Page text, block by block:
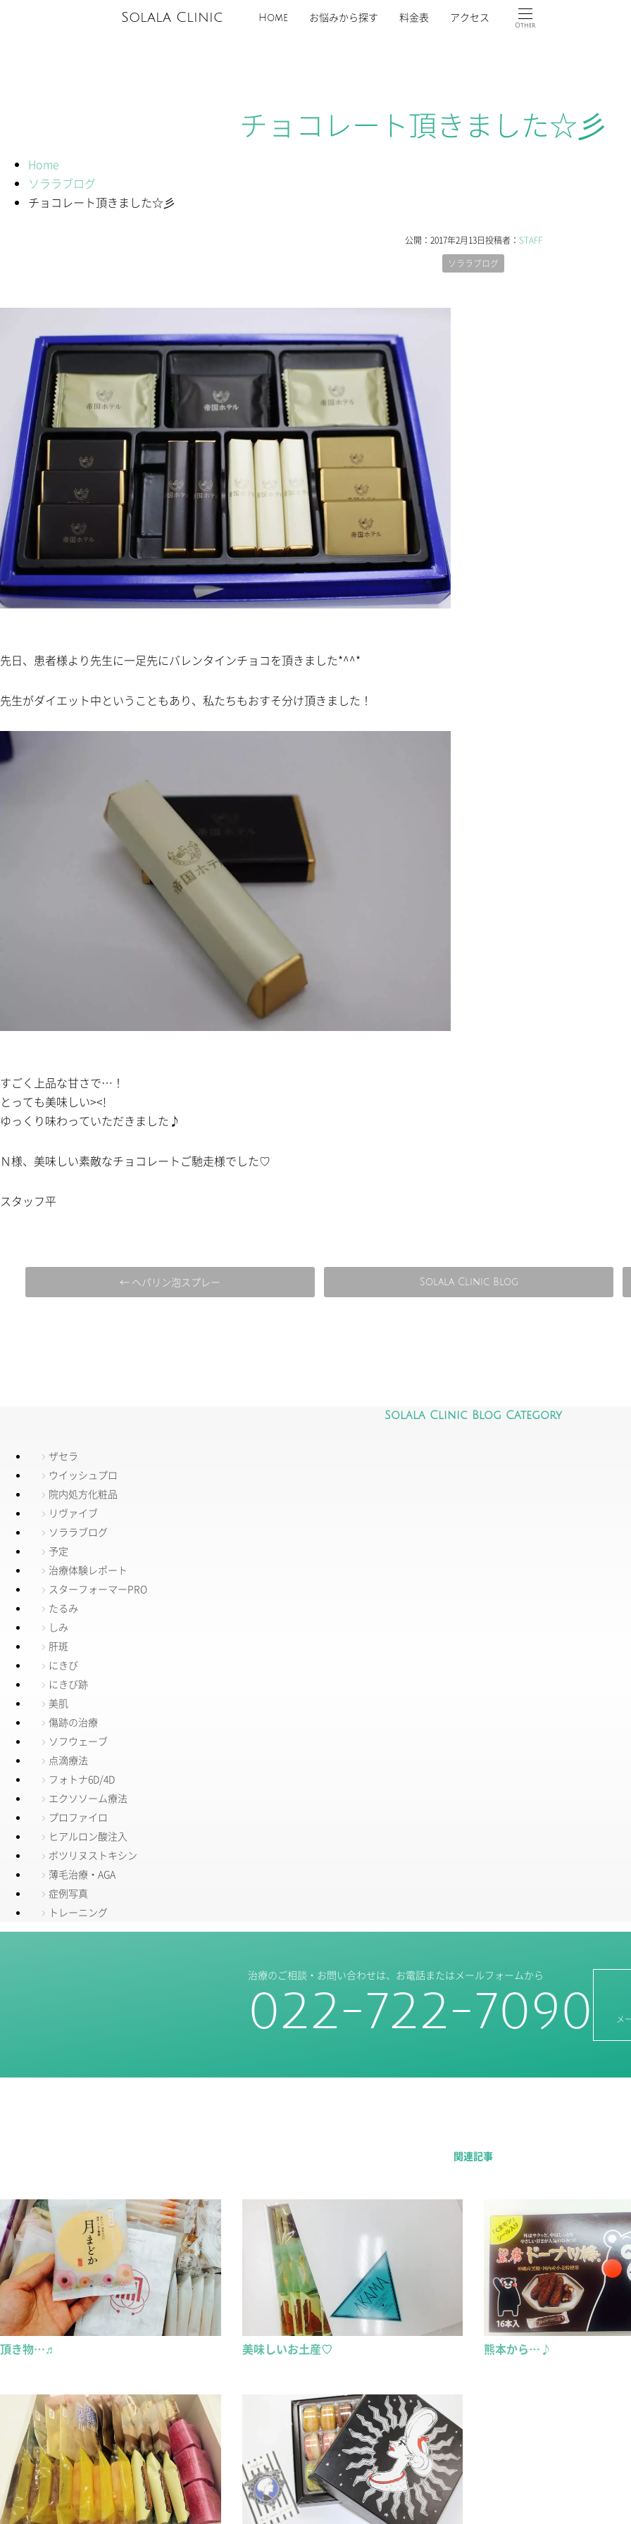
Solala Clinic Home お悩みから探す 料金表 アクセス
Other
Home
ソララブログ
チョコレート頂きました☆彡
チョコレート頂きました☆彡
公開： 2017年2月13日投稿者： STAFF
ソララブログ
先日、患者様より先生に一足先にバレンタインチョコを頂きました*^^*
先生がダイエット中ということもあり、私たちもおすそ分け頂きました！
すごく上品な甘さで…！
とっても美味しい><!
ゆっくり味わっていただきました♪
Ｎ様、美味しい素敵なチョコレートご馳走様でした♡
スタッフ平
← ヘパリン泡スプレー Solala Clinic Blog
Solala Clinic Blog Category
ザセラ
ウイッシュプロ
院内処方化粧品
リヴァイブ
ソララブログ
予定
治療体験レポート
スターフォーマーPRO
たるみ
しみ
肝斑
にきび
にきび跡
美肌
傷跡の治療
ソフウェーブ
点滴療法
フォトナ6D/4D
エクソソーム療法
プロファイロ
ヒアルロン酸注入
ボツリヌストキシン
薄毛治療・AGA
症例写真
トレーニング
治療のご相談・お問い合わせは、 お電話またはメールフォームから
022-722-7090 メ
関連記事
頂き物…♬ 美味しいお土産♡ 熊本から…♪